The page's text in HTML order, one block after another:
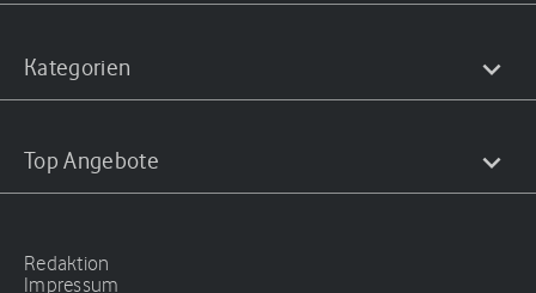
Kategorien
Top Angebote
Redaktion
Impressum